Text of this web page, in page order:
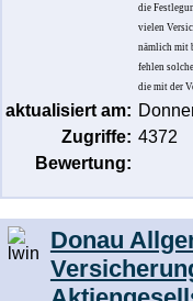
die
vielen
nämlich mit
fehlen
die mit der
aktualisiert am:
Zugriffe: 4372
Bewertung:
Donau